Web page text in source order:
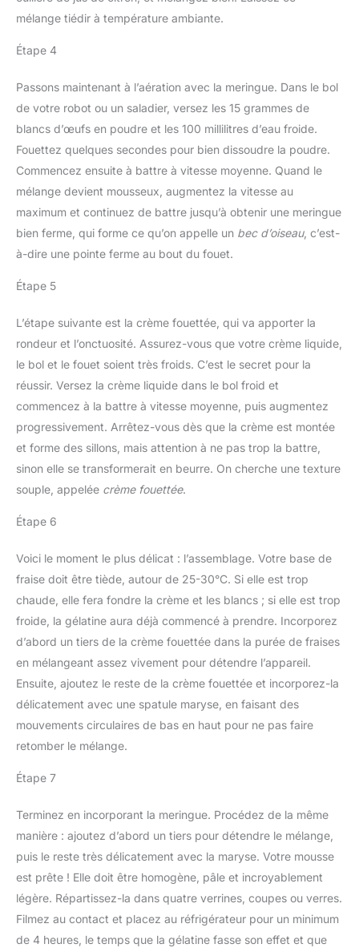
mélange tiédir à température ambiante.
Étape 4
Passons maintenant à l’aération avec la meringue. Dans le bol
de votre robot ou un saladier, versez les 15 grammes de
blancs d’œufs en poudre et les 100 millilitres d’eau froide.
Fouettez quelques secondes pour bien dissoudre la poudre.
Commencez ensuite à battre à vitesse moyenne. Quand le
mélange devient mousseux, augmentez la vitesse au
maximum et continuez de battre jusqu’à obtenir une meringue
bien ferme, qui forme ce qu’on appelle un bec d’oiseau, c’est-
à-dire une pointe ferme au bout du fouet.
Étape 5
L’étape suivante est la crème fouettée, qui va apporter la
rondeur et l’onctuosité. Assurez-vous que votre crème liquide,
le bol et le fouet soient très froids. C’est le secret pour la
réussir. Versez la crème liquide dans le bol froid et
commencez à la battre à vitesse moyenne, puis augmentez
progressivement. Arrêtez-vous dès que la crème est montée
et forme des sillons, mais attention à ne pas trop la battre,
sinon elle se transformerait en beurre. On cherche une texture
souple, appelée crème fouettée.
Étape 6
Voici le moment le plus délicat : l’assemblage. Votre base de
fraise doit être tiède, autour de 25-30°C. Si elle est trop
chaude, elle fera fondre la crème et les blancs ; si elle est trop
froide, la gélatine aura déjà commencé à prendre. Incorporez
d’abord un tiers de la crème fouettée dans la purée de fraises
en mélangeant assez vivement pour détendre l’appareil.
Ensuite, ajoutez le reste de la crème fouettée et incorporez-la
délicatement avec une spatule maryse, en faisant des
mouvements circulaires de bas en haut pour ne pas faire
retomber le mélange.
Étape 7
Terminez en incorporant la meringue. Procédez de la même
manière : ajoutez d’abord un tiers pour détendre le mélange,
puis le reste très délicatement avec la maryse. Votre mousse
est prête ! Elle doit être homogène, pâle et incroyablement
légère. Répartissez-la dans quatre verrines, coupes ou verres.
Filmez au contact et placez au réfrigérateur pour un minimum
de 4 heures, le temps que la gélatine fasse son effet et que